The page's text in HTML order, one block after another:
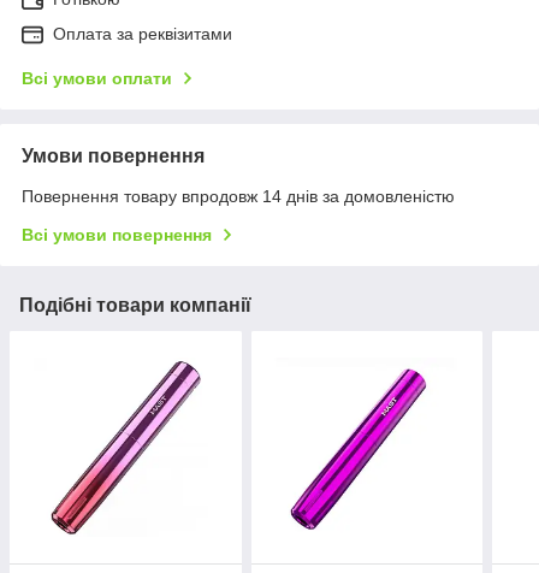
Оплата за реквізитами
Всі умови оплати
Умови повернення
Повернення товару впродовж 14 днів за домовленістю
Всі умови повернення
Подібні товари компанії